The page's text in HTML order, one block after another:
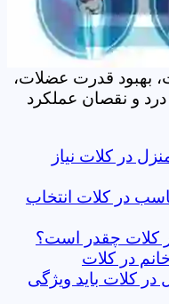
بهبود قدرت عضلات،
و نقصان عملکرد
در کلات نیاز
در کلات انتخاب
کلات چقدر است؟
در کلات
در کلات باید ویژگی